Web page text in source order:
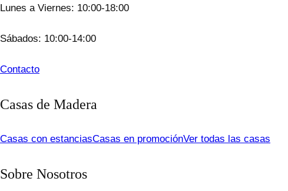
Lunes a Viernes: 10:00-18:00
Sábados: 10:00-14:00
Contacto
Casas de Madera
Casas con estanciasCasas en promociónVer todas las casas
Sobre Nosotros